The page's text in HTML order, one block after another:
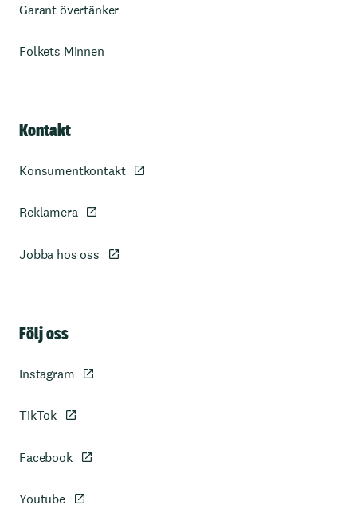
Garant övertänker
Folkets Minnen
Kontakt
Konsumentkontakt
Reklamera
Jobba hos oss
Följ oss
Instagram
TikTok
Facebook
Youtube